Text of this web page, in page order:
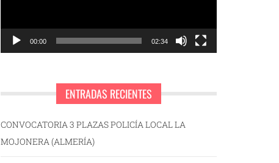
00:00 02:34
ENTRADAS RECIENTES
CONVOCATORIA 3 PLAZAS POLICÍA LOCAL LA
MOJONERA (ALMERÍA)